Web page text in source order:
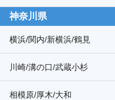
神奈川県
横浜/関内/新横浜/鶴見
川崎/溝の口/武蔵小杉
相模原/厚木/大和